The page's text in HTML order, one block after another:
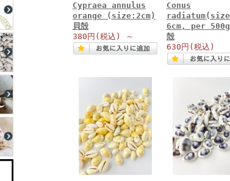
Cypraea annulus
orange (size:2cm)
貝殻
380円 (税込) ～
Conus
6cm, per
殻
630円 (税込)